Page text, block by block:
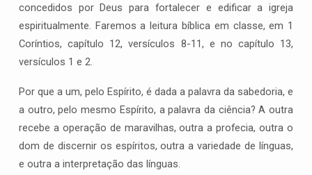
concedidos por Deus para fortalecer e edificar a igreja
espiritualmente. Faremos a leitura bíblica em classe, em 1
Coríntios, capítulo 12, versículos 8-11, e no capítulo 13,
versículos 1 e 2.
Por que a um, pelo Espírito, é dada a palavra da sabedoria, e
a outro, pelo mesmo Espírito, a palavra da ciência? A outra
recebe a operação de maravilhas, outra a profecia, outra o
dom de discernir os espíritos, outra a variedade de línguas,
e outra a interpretação das línguas.